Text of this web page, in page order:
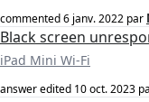
commented6 janv. 2022 par
Black screen
iPad Mini Wi-Fi
answer edited 10 oct. 2023